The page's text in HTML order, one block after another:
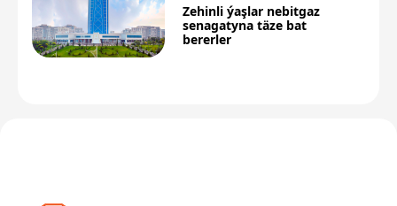
Zehinli ýaşlar nebitgaz
senagatyna täze bat
bererler